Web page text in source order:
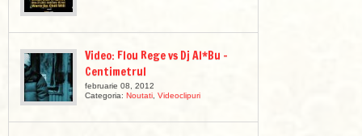
Video: Flou Rege vs Dj Al*Bu –
Centimetrul
februarie 08, 2012
Categoria: Noutati Videoclipuri